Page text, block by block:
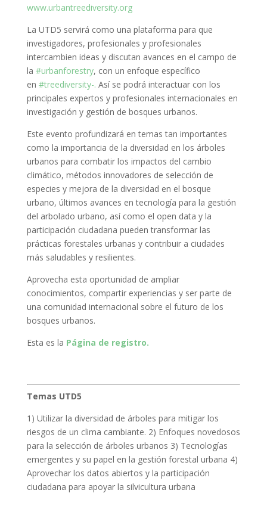
www.urbantreediversity.org
La UTD5 servirá como una plataforma para que
investigadores, profesionales y profesionales
intercambien ideas y discutan avances en el campo de
la #urbanforestry, con un enfoque específico
en #treediversity-. Así se podrá interactuar con los
principales expertos y profesionales internacionales en
investigación y gestión de bosques urbanos.
Este evento profundizará en temas tan importantes
como la importancia de la diversidad en los árboles
urbanos para combatir los impactos del cambio
climático, métodos innovadores de selección de
especies y mejora de la diversidad en el bosque
urbano, últimos avances en tecnología para la gestión
del arbolado urbano, así como el open data y la
participación ciudadana pueden transformar las
prácticas forestales urbanas y contribuir a ciudades
más saludables y resilientes.
Aprovecha esta oportunidad de ampliar
conocimientos, compartir experiencias y ser parte de
una comunidad internacional sobre el futuro de los
bosques urbanos.
Esta es la Página de registro.
Temas UTD5
1) Utilizar la diversidad de árboles para mitigar los
riesgos de un clima cambiante. 2) Enfoques novedosos
para la selección de árboles urbanos 3) Tecnologías
emergentes y su papel en la gestión forestal urbana 4)
Aprovechar los datos abiertos y la participación
ciudadana para apoyar la silvicultura urbana